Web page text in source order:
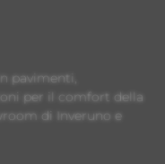
pavimenti,
per il comfort della
di Inveruno e